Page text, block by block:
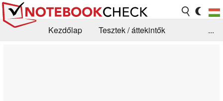
Kezdőlap
Tesztek / áttekintők
...